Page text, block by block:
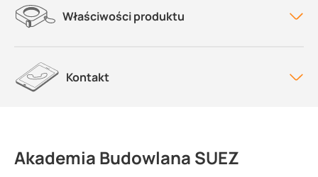
Właściwości produktu
Kontakt
Akademia Budowlana SUEZ